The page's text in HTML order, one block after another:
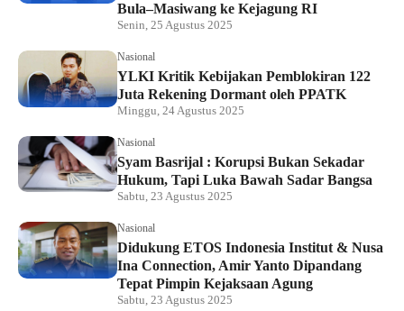
Bula–Masiwang ke Kejagung RI
Senin, 25 Agustus 2025
Nasional
YLKI Kritik Kebijakan Pemblokiran 122
Juta Rekening Dormant oleh PPATK
Minggu, 24 Agustus 2025
Nasional
Syam Basrijal : Korupsi Bukan Sekadar
Hukum, Tapi Luka Bawah Sadar Bangsa
Sabtu, 23 Agustus 2025
Nasional
Didukung ETOS Indonesia Institut & Nusa
Ina Connection, Amir Yanto Dipandang
Tepat Pimpin Kejaksaan Agung
Sabtu, 23 Agustus 2025